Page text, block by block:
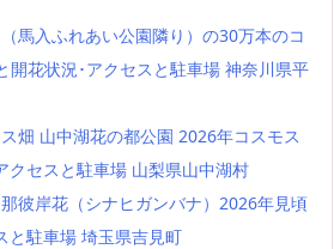
馬入ふれあい公園隣り）の30万本のコ
開花状況･アクセスと駐車場 神奈川県平
畑 山中湖花の都公園 2026年コスモス
クセスと駐車場 山梨県山中湖村
彼岸花（シナヒガンバナ）2026年見頃
と駐車場 埼玉県吉見町